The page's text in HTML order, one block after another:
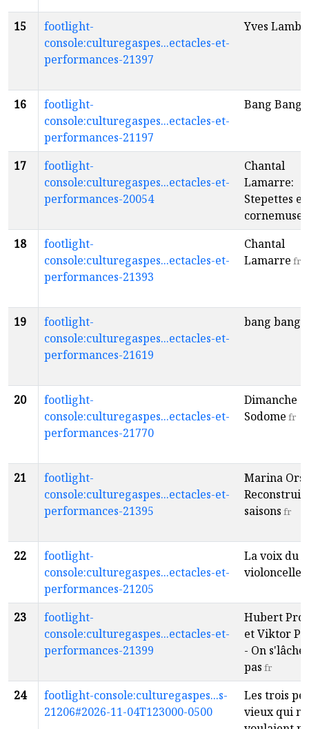
15
footlight-
console:culturegaspes...ectacles-et-
performances-21397
Yves
16
footlight-
console:culturegaspes...ectacles-et-
performances-21197
Bang Bang
17
footlight-
console:culturegaspes...ectacles-et-
performances-20054
Chantal
Lamarre:
Stepettes et
cornemuses
18
footlight-
console:culturegaspes...ectacles-et-
performances-21393
Chantal
Lamarre fr
19
footlight-
console:culturegaspes...ectacles-et-
performances-21619
bang bang
20
footlight-
console:culturegaspes...ectacles-et-
performances-21770
Dimanche à
Sodome fr
21
footlight-
console:culturegaspes...ectacles-et-
performances-21395
Marina
saisons fr
22
footlight-
console:culturegaspes...ectacles-et-
performances-21205
La voix du
violoncelle
23
footlight-
console:culturegaspes...ectacles-et-
performances-21399
Hubert
et Viktor
- On s'lâche
pas fr
24
footlight-console:culturegaspes...s-
21206#2026-11-04T123000-0500
Les trois
vieux qui ne